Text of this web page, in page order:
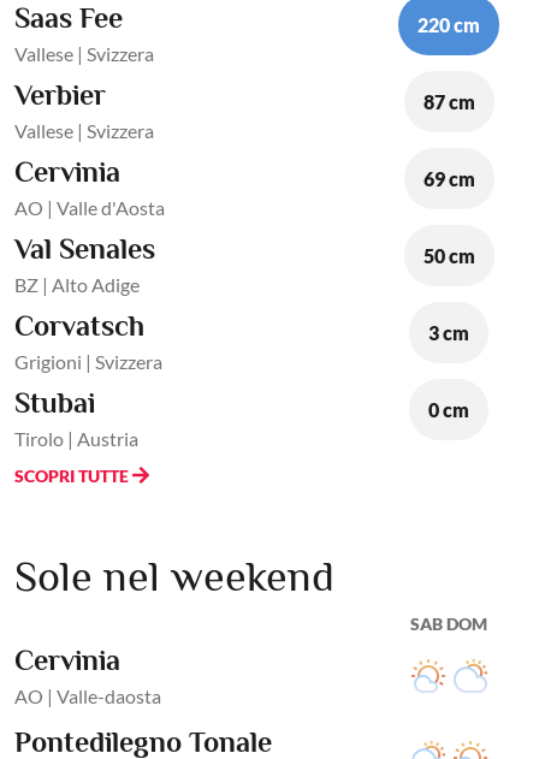
Saas Fee
Vallese | Svizzera
220 cm
Verbier
Vallese | Svizzera
87 cm
Cervinia
AO | Valle d'Aosta
69 cm
Val Senales
BZ | Alto Adige
50 cm
Corvatsch
Grigioni | Svizzera
3 cm
Stubai
Tirolo | Austria
0 cm
SCOPRI TUTTE
Sole nel weekend
SAB DOM
Cervinia
AO | Valle-daosta
Pontedilegno Tonale